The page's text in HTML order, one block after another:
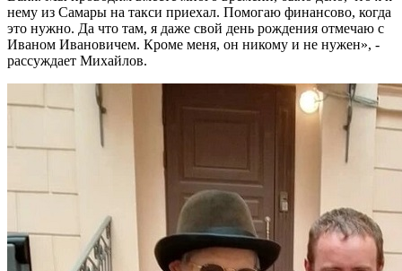
нему из Самары на такси приехал. Помогаю финансово, когда
это нужно. Да что там, я даже свой день рождения отмечаю с
Иваном Ивановичем. Кроме меня, он никому и не нужен», -
рассуждает Михайлов.